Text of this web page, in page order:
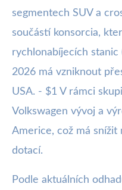
segmentech SUV a
součástí konsorcia,
rychlonabíjecích
2026 má vzniknout
USA. - $1 V rámci
Volkswagen vývoj a
Americe, což má snížit
dotací.
Podle aktuálních